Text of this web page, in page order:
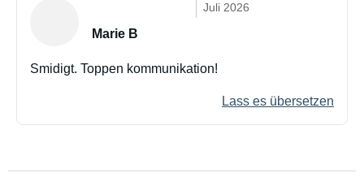
Juli 2026
Marie B
Smidigt. Toppen kommunikation!
Lass es übersetzen